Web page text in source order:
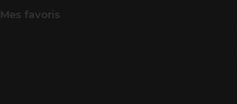
Mes favoris